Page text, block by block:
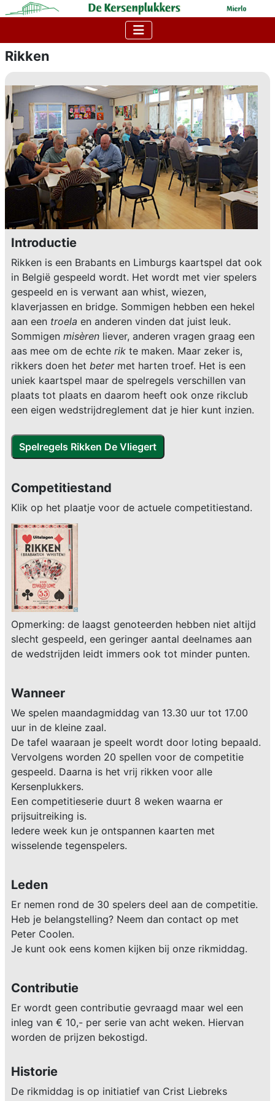
Rikken
Introductie
Rikken is een Brabants en Limburgs kaartspel dat ook
in België gespeeld wordt. Het wordt met vier spelers
gespeeld en is verwant aan whist, wiezen,
klaverjassen en bridge. Sommigen hebben een hekel
aan een troela en anderen vinden dat juist leuk.
Sommigen misèren liever, anderen vragen graag een
aas mee om de echte rik te maken. Maar zeker is,
rikkers doen het betermet harten troef. Het is een
uniek kaartspel maar de spelregels verschillen van
plaats tot plaats en daarom heeft ook onze rikclub
een eigen wedstrijdreglement dat je hier kunt inzien.
Competitiestand
Klik op het plaatje voor de actuele competitiestand.
Opmerking: de laagst genoteerden hebben niet altijd
slecht gespeeld, een geringer aantal deelnames aan
de wedstrijden leidt immers ook tot minder punten.
Wanneer
We spelen maandagmiddag van 13.30 uur tot 17.00
uur in de kleine zaal.
De tafel waaraan je speelt wordt door loting bepaald.
Vervolgens worden 20 spellen voor de competitie
gespeeld. Daarna is het vrij rikken voor alle
Kersenplukkers.
Een competitieserie duurt 8 weken waarna er
prijsuitreiking is.
Iedere week kun je ontspannen kaarten met
wisselende tegenspelers.
Leden
Er nemen rond de 30 spelers deel aan de competitie.
Heb je belangstelling? Neem dan contact op met
Peter Coolen.
Je kunt ook eens komen kijken bij onze rikmiddag.
Contributie
Er wordt geen contributie gevraagd maar wel een
inleg van € 10,- per serie van acht weken. Hiervan
worden de prijzen bekostigd.
Historie
De rikmiddag is op initiatief van Crist Liebreks